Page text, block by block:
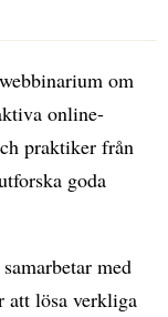
om
online-
praktiker från
goda
med
att lösa verkliga